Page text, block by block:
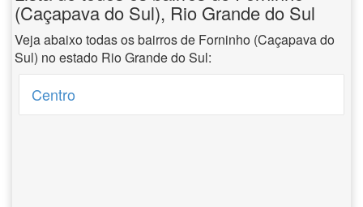
(Caçapava do Sul), Rio Grande do Sul
Veja abaixo todas os bairros de Forninho (Caçapava do
Sul) no estado Rio Grande do Sul:
Centro